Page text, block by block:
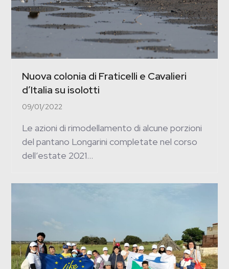
Nuova colonia di Fraticelli e Cavalieri
d’Italia su isolotti
09/01/2022
Le azioni di rimodellamento di alcune porzioni
del pantano Longarini completate nel corso
dell’estate 2021…